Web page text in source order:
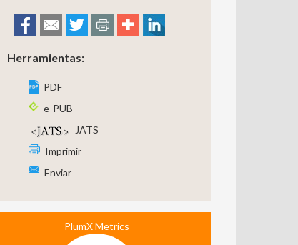
Herramientas:
PDF
e-PUB
JATS
Imprimir
Enviar
PlumX Metrics